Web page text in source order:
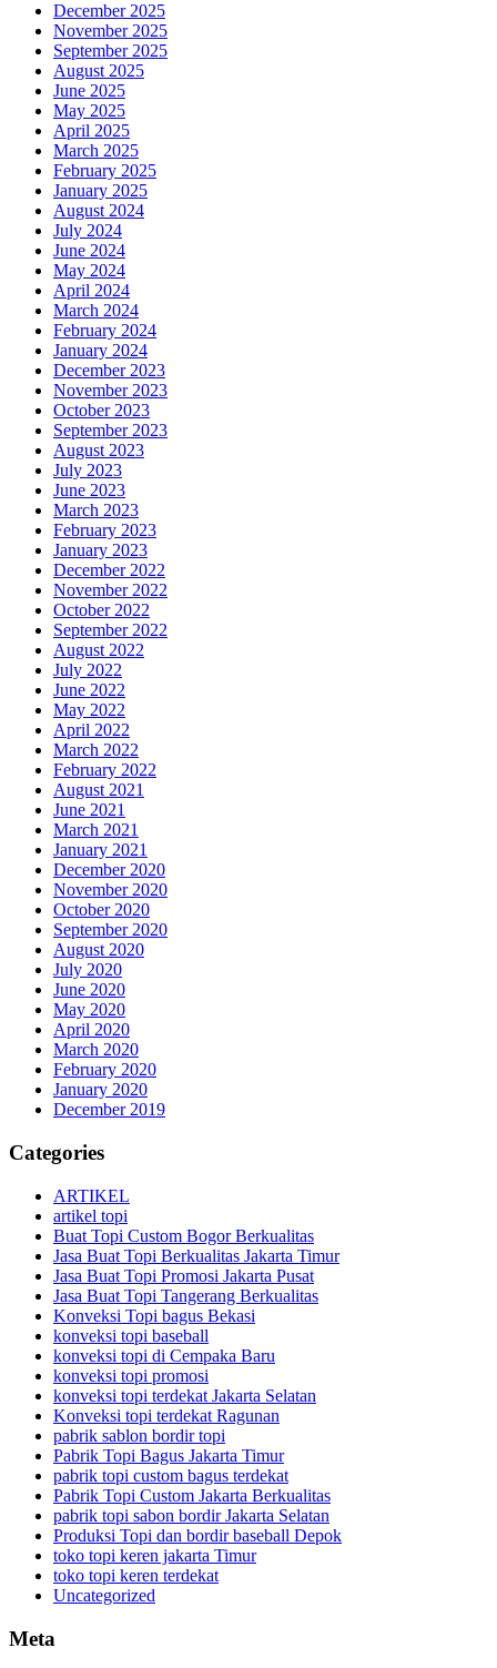
December 2025
November 2025
September 2025
August 2025
June 2025
May 2025
April 2025
March 2025
February 2025
January 2025
August 2024
July 2024
June 2024
May 2024
April 2024
March 2024
February 2024
January 2024
December 2023
November 2023
October 2023
September 2023
August 2023
July 2023
June 2023
March 2023
February 2023
January 2023
December 2022
November 2022
October 2022
September 2022
August 2022
July 2022
June 2022
May 2022
April 2022
March 2022
February 2022
August 2021
June 2021
March 2021
January 2021
December 2020
November 2020
October 2020
September 2020
August 2020
July 2020
June 2020
May 2020
April 2020
March 2020
February 2020
January 2020
December 2019
Categories
ARTIKEL
artikel topi
Buat Topi Custom Bogor Berkualitas
Jasa Buat Topi Berkualitas Jakarta Timur
Jasa Buat Topi Promosi Jakarta Pusat
Jasa Buat Topi Tangerang Berkualitas
Konveksi Topi bagus Bekasi
konveksi topi baseball
konveksi topi di Cempaka Baru
konveksi topi promosi
konveksi topi terdekat Jakarta Selatan
Konveksi topi terdekat Ragunan
pabrik sablon bordir topi
Pabrik Topi Bagus Jakarta Timur
pabrik topi custom bagus terdekat
Pabrik Topi Custom Jakarta Berkualitas
pabrik topi sabon bordir Jakarta Selatan
Produksi Topi dan bordir baseball Depok
toko topi keren jakarta Timur
toko topi keren terdekat
Uncategorized
Meta